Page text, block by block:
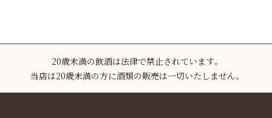
20歳未満の飲酒は法律で禁止されています。
当店は20歳未満の方に酒類の販売は一切いたしません。